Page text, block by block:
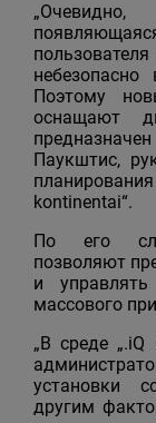
Поэтому
оснащают
Паукштис,
kontinentai“.
По его
позволяют
и
массового
„В среде „.iQ
установки
другим